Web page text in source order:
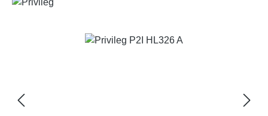
Bildergalerie überspringen